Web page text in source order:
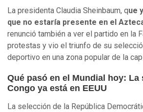
La presidenta Claudia Sheinbaum, que
que no estaría presente en el
renunció también a ver el partido en la
protestas y vio el triunfo de su
deportivo en una zona popular de la
Qué pasó en el Mundial hoy: La
Congo ya está en EEUU
La selección de la República